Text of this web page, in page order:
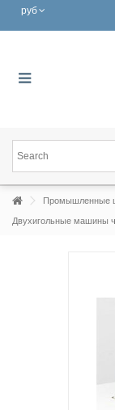
руб
Промышленные
Двухигольные машины